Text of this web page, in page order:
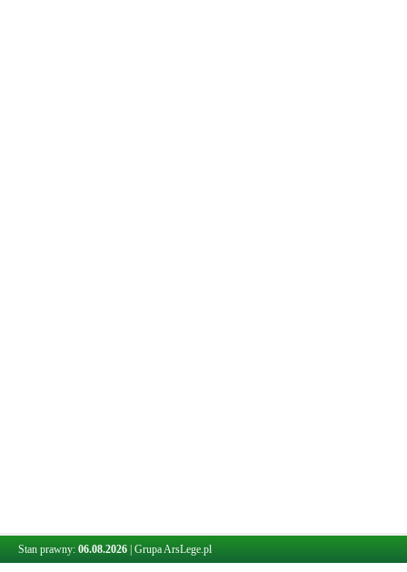
Stan prawny: 06.08.2026 Grupa ArsLege.pl